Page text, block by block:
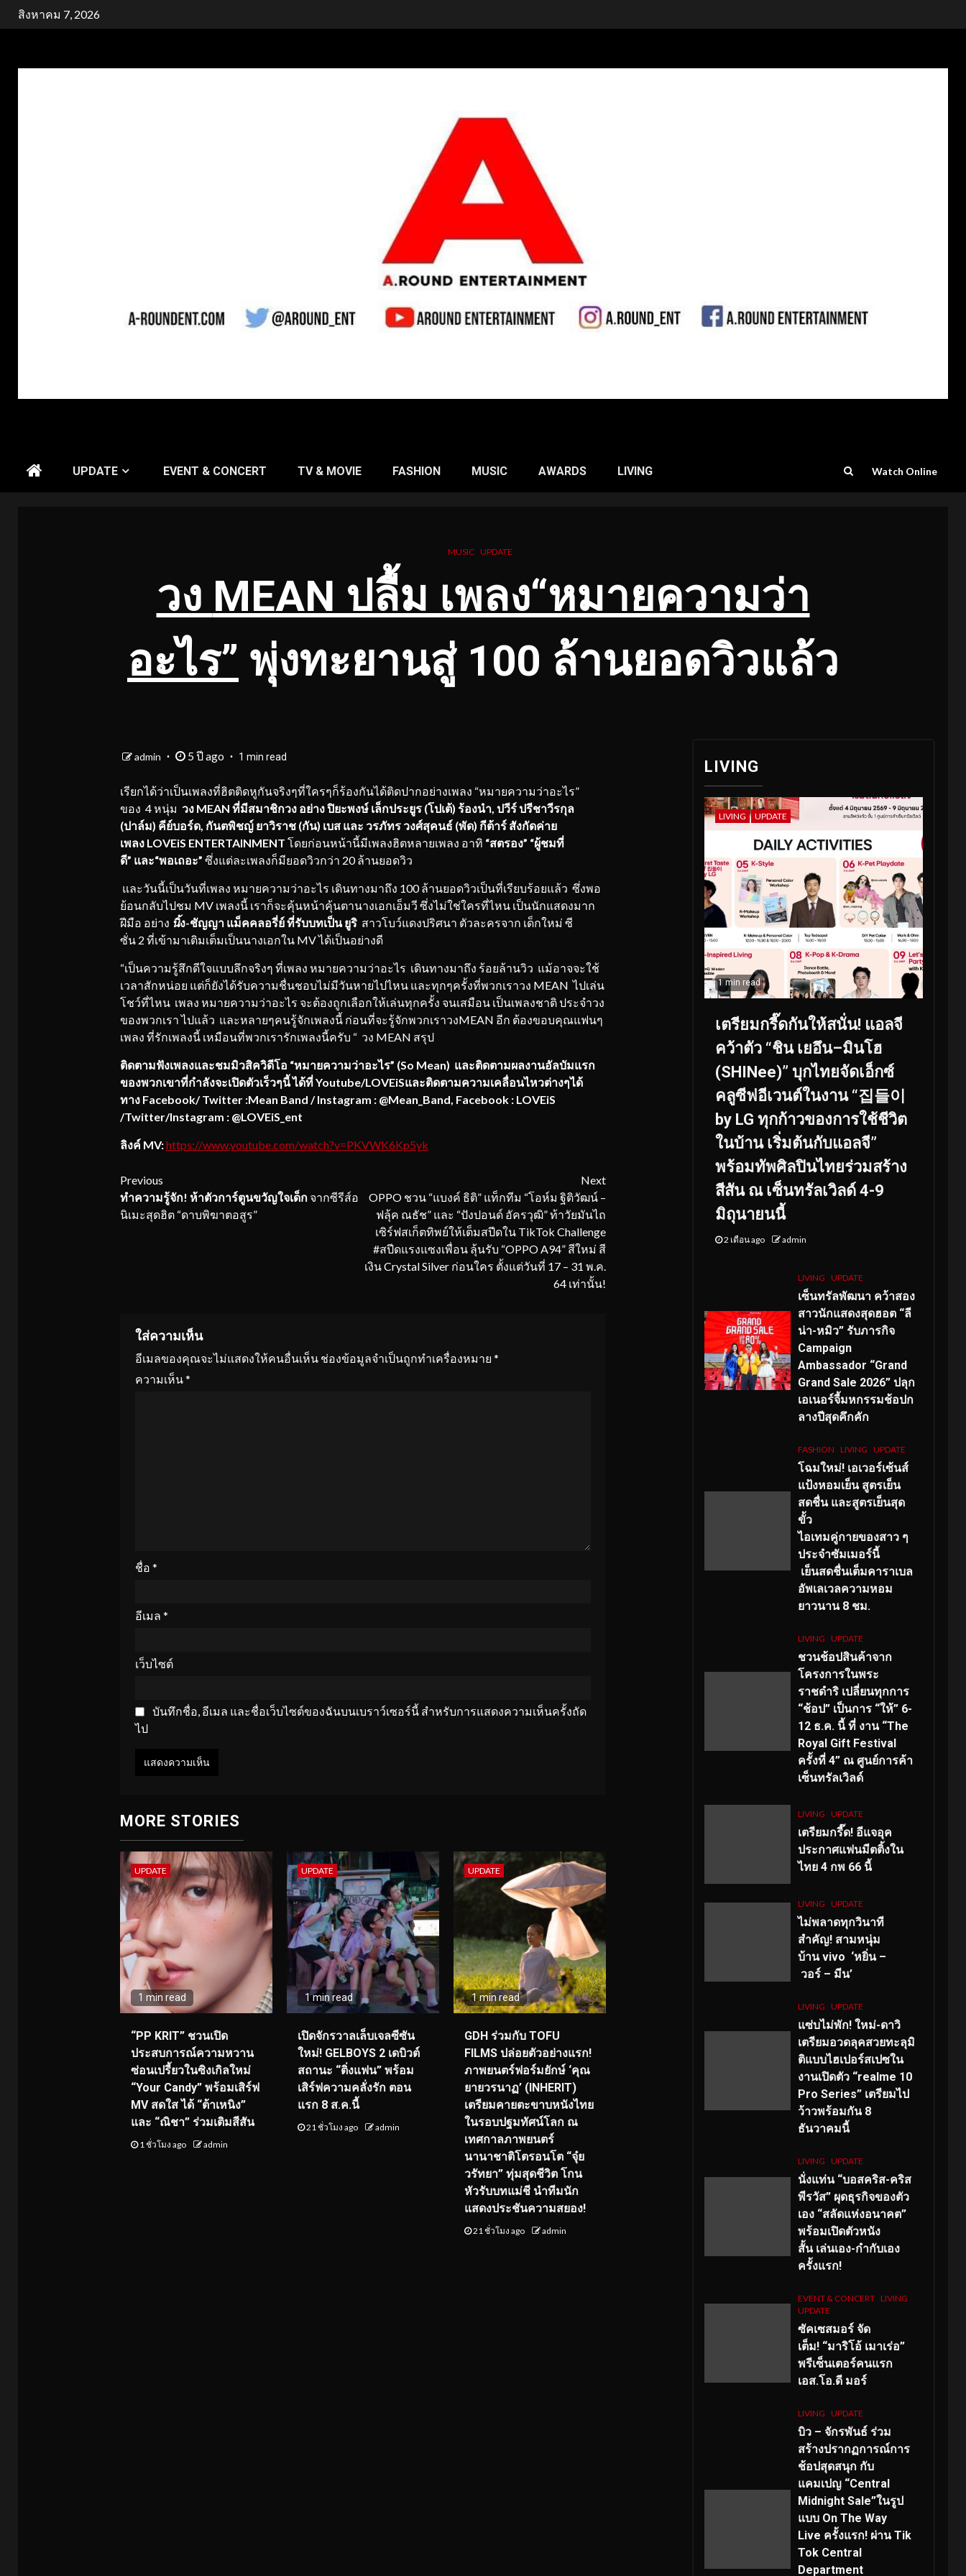
Skipสิงหาคม 7, 2026
UPDATE EVENT & CONCERT TV & MOVIE FASHION MUSIC AWARDS LIVING Watch Online
MUSIC UPDATE
วง MEAN ปลื้ม เพลง“หมายความว่า
อะไร” พุ่งทะยานสู่ 100 ล้านยอดวิวแล้ว
admin 5 ปี ago 1 min read
เรียกได้ว่าเป็นเพลงที่ฮิตติดหูกันจริงๆที่ใครๆก็ร้องกันได้ติดปากอย่างเพลง “หมายความว่าอะไร”
ของ 4 หนุ่ม วง MEAN ที่มีสมาชิกวง อย่าง ปิยะพงษ์ เล็กประยูร (โปเต้) ร้องนำ, ปวีร์ ปรีชาวีรกุล
(ปาล์ม) คีย์บอร์ด, กันตพิชญ์ ยาวิราช (กัน) เบส และ วรภัทร วงศ์สุคนธ์ (พัด) กีต้าร์ สังกัดค่าย
เพลง LOVEiS ENTERTAINMENT โดยก่อนหน้านี้มีเพลงฮิตหลายเพลง อาทิ “สตรอง” “ผู้ชมที่
ดี” และ“พอเถอะ” ซึ่งแต่ละเพลงก็มียอดวิวกว่า 20 ล้านยอดวิว
และวันนี้เป็นวันที่เพลง หมายความว่าอะไร เดินทางมาถึง 100 ล้านยอดวิวเป็นที่เรียบร้อยแล้ว ซึ่งพอ
ย้อนกลับไปชม MV เพลงนี้ เราก็จะคุ้นหน้าคุ้นตานางเอกเอ็มวี ซึ่งไม่ใช่ใครที่ไหน เป็นนักแสดงมาก
ฝีมือ อย่าง นิ้ง-ชัญญา แม็คคลอรี่ย์ ที่รับบทเป็น ยูริสาวโบว์แดงปริศนา ตัวละครจาก เด็กใหม่ ซี
ซั่น 2 ที่เข้ามาเติมเต็มเป็นนางเอกใน MV ได้เป็นอย่างดี
“เป็นความรู้สึกดีใจแบบลึกจริงๆ ที่เพลง หมายความว่าอะไร เดินทางมาถึง ร้อยล้านวิว แม้อาจจะใช้
เวลาสักหน่อย แต่ก็ยังได้รับความชื่นชอบไม่มีวันหายไปไหน และทุกๆครั้งที่พวกเราวง MEAN ไปเล่น
โชว์ที่ไหน เพลง หมายความว่าอะไร จะต้องถูกเลือกให้เล่นทุกครั้ง จนเสมือน เป็นเพลงชาติ ประจำวง
ของพวกเรา ไปแล้ว และหลายๆคนรู้จักเพลงนี้ ก่อนที่จะรู้จักพวกเราวงMEAN อีก ต้องขอบคุณแฟนๆ
เพลง ที่รักเพลงนี้ เหมือนที่พวกเรารักเพลงนี้ครับ “ วง MEAN สรุป
ติดตามฟังเพลงและชมมิวสิควิดีโอ “หมายความว่าอะไร” (So Mean) และติดตามผลงานอัลบัมแรก
ของพวกเขาที่กำลังจะเปิดตัวเร็วๆนี้ได้ที่Youtube/LOVEiSและติดตามความเคลื่อนไหวต่างๆได้
ทาง Facebook/ Twitter :Mean Band / Instagram : @Mean_Band, Facebook : LOVEiS
/Twitter/Instagram : @LOVEiS_ent
ลิงค์ MV:https://www.youtube.com/watch?v=PKVWK6Kp5yk
Continue
Reading
Previous
ทำความรู้จัก! ห้าตัวการ์ตูนขวัญใจเด็กจากซีรีส์อ
นิเมะสุดฮิต “ดาบพิฆาตอสูร”
Next
OPPO ชวน “แบงค์ ธิติ” แท็กทีม “โอห์ม ฐิติวัฒน์ –
ฟลุ้ค ณธัช” และ “ปังปอนด์ อัครวุฒิ” ท้าวัยมันไถ
เซิร์ฟสเก็ตทิพย์ให้เต็มสปีดใน TikTok Challenge
#สปีดแรงแซงเพื่อน ลุ้นรับ “OPPO A94” สีใหม่ สี
เงิน Crystal Silver ก่อนใคร ตั้งแต่วันที่ 17 – 31 พ.ค.
64 เท่านั้น!
ใส่ความเห็น
อีเมลของคุณจะไม่แสดงให้คนอื่นเห็น ช่องข้อมูลจำเป็นถูกทำเครื่องหมาย *
ความเห็น*
ชื่อ *
อีเมล *
เว็บไซต์
บันทึกชื่อ, อีเมล และชื่อเว็บไซต์ของฉันบนเบราว์เซอร์นี้ สำหรับการแสดงความเห็นครั้งถัด
ไป
MORE STORIES
UPDATE
1 min read
“PP KRIT” ชวนเปิด
ประสบการณ์ความหวาน
ซ่อนเปรี้ยวในซิงเกิลใหม่
“Your Candy” พร้อมเสิร์ฟ
MV สดใส ได้ “ต้าเหนิง”
และ “ณิชา” ร่วมเติมสีสัน
1 ชั่วโมง ago admin
UPDATE
1 min read
เปิดจักรวาลเล็บเจลซีซัน
ใหม่! GELBOYS 2 เดบิวต์
สถานะ “ติ่งแฟน” พร้อม
เสิร์ฟความคลั่งรัก ตอน
แรก 8 ส.ค.นี้
21 ชั่วโมง ago admin
UPDATE
1 min read
GDH ร่วมกับ TOFU
FILMS ปล่อยตัวอย่างแรก!
ภาพยนตร์ฟอร์มยักษ์ ‘คุณ
ยายวรนาฏ’ (INHERIT)
เตรียมคายตะขาบหนังไทย
ในรอบปฐมทัศน์โลก ณ
เทศกาลภาพยนตร์
นานาชาติโตรอนโต “จุ๋ย
วรัทยา” ทุ่มสุดชีวิต โกน
หัวรับบทแม่ชี นำทีมนัก
แสดงประชันความสยอง!
21 ชั่วโมง ago admin
LIVING
LIVING UPDATE
1 min read
เตรียมกรี๊ดกันให้สนั่น! แอลจี
คว้าตัว “ชิน เยอึน–มินโฮ
(SHINee)” บุกไทยจัดเอ็กซ์
คลูซีฟอีเวนต์ในงาน “집들이
by LG ทุกก้าวของการใช้ชีวิต
ในบ้าน เริ่มต้นกับแอลจี”
พร้อมทัพศิลปินไทยร่วมสร้าง
สีสัน ณ เซ็นทรัลเวิลด์ 4-9
มิถุนายนนี้
2 เดือน ago admin
LIVING UPDATE
เซ็นทรัลพัฒนา คว้าสอง
สาวนักแสดงสุดฮอต “ลี
น่า-หมิว” รับภารกิจ
Campaign
Ambassador “Grand
Grand Sale 2026” ปลุก
เอเนอร์จี้มหกรรมช้อปก
ลางปีสุดคึกคัก
FASHION LIVING UPDATE
โฉมใหม่! เอเวอร์เซ้นส์
แป้งหอมเย็น สูตรเย็น
สดชื่น และสูตรเย็นสุด
ขั้ว
ไอเทมคู่กายของสาว ๆ
ประจำซัมเมอร์นี้
เย็นสดชื่นเต็มคาราเบล
อัพเลเวลความหอม
ยาวนาน 8 ชม.
LIVING UPDATE
ชวนช้อปสินค้าจาก
โครงการในพระ
ราชดำริ เปลี่ยนทุกการ
“ช้อป” เป็นการ “ให้” 6-
12 ธ.ค. นี้ ที่ งาน “The
Royal Gift Festival
ครั้งที่ 4” ณ ศูนย์การค้า
เซ็นทรัลเวิลด์
LIVING UPDATE
เตรียมกรี๊ด! อีแจอุค
ประกาศแฟนมีตติ้งใน
ไทย 4 กพ 66 นี้
LIVING UPDATE
ไม่พลาดทุกวินาที
สำคัญ! สามหนุ่ม
บ้าน vivo ‘หยิ่น –
วอร์ – มีน’
LIVING UPDATE
แซ่บไม่พัก! ใหม่-ดาวิ
เตรียมอวดลุคสวยทะลุมิ
ติแบบไฮเปอร์สเปซใน
งานเปิดตัว “realme 10
Pro Series” เตรียมไป
ว้าวพร้อมกัน 8
ธันวาคมนี้
LIVING UPDATE
นั่งแท่น “บอสคริส-คริส
พีรวัส” ผุดธุรกิจของตัว
เอง “สลัดแห่งอนาคต”
พร้อมเปิดตัวหนัง
สั้น เล่นเอง-กำกับเอง
ครั้งแรก!
EVENT & CONCERT LIVING
UPDATE
ซัคเซสมอร์ จัด
เต็ม! “มาริโอ้ เมาเร่อ”
พรีเซ็นเตอร์คนแรก
เอส.โอ.ดี มอร์
LIVING UPDATE
บิว – จักรพันธ์ ร่วม
สร้างปรากฏการณ์การ
ช้อปสุดสนุก กับ
แคมเปญ “Central
Midnight Sale”ในรูป
แบบ On The Way
Live ครั้งแรก! ผ่าน Tik
Tok Central
Department